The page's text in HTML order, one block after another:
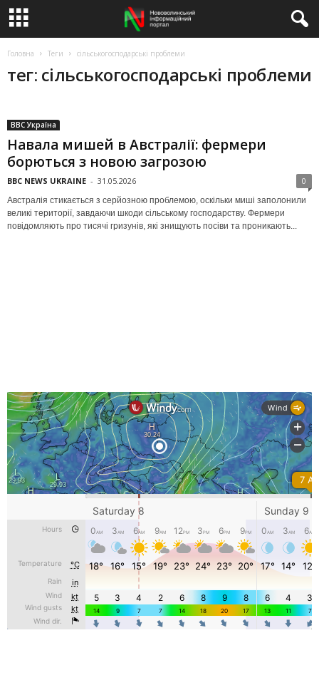
Головна Теги сільськогосподарські проблеми
тег: сільськогосподарські проблеми
BBC Україна
Навала мишей в Австралії: фермери
борються з новою загрозою
BBC NEWS UKRAINE - 31.05.2026 0
Австралія стикається з серйозною проблемою, оскільки миші заполонили
великі території, завдаючи шкоди сільському господарству. Фермери
повідомляють про тисячі гризунів, які знищують посіви та проникають...